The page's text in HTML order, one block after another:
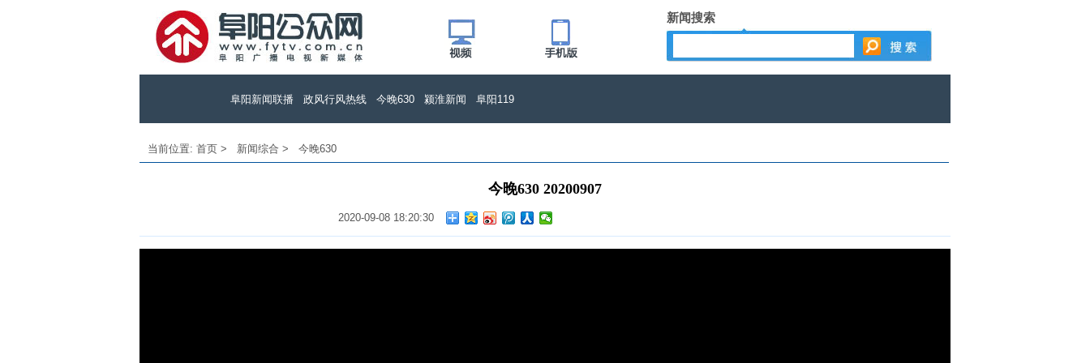
新闻搜索
阜阳新闻联播 政风行风热线 今晚630 颍淮新闻 阜阳119
当前位置: 首页 > 新闻综合 > 今晚630
今晚630 20200907
2020-09-08 18:20:30